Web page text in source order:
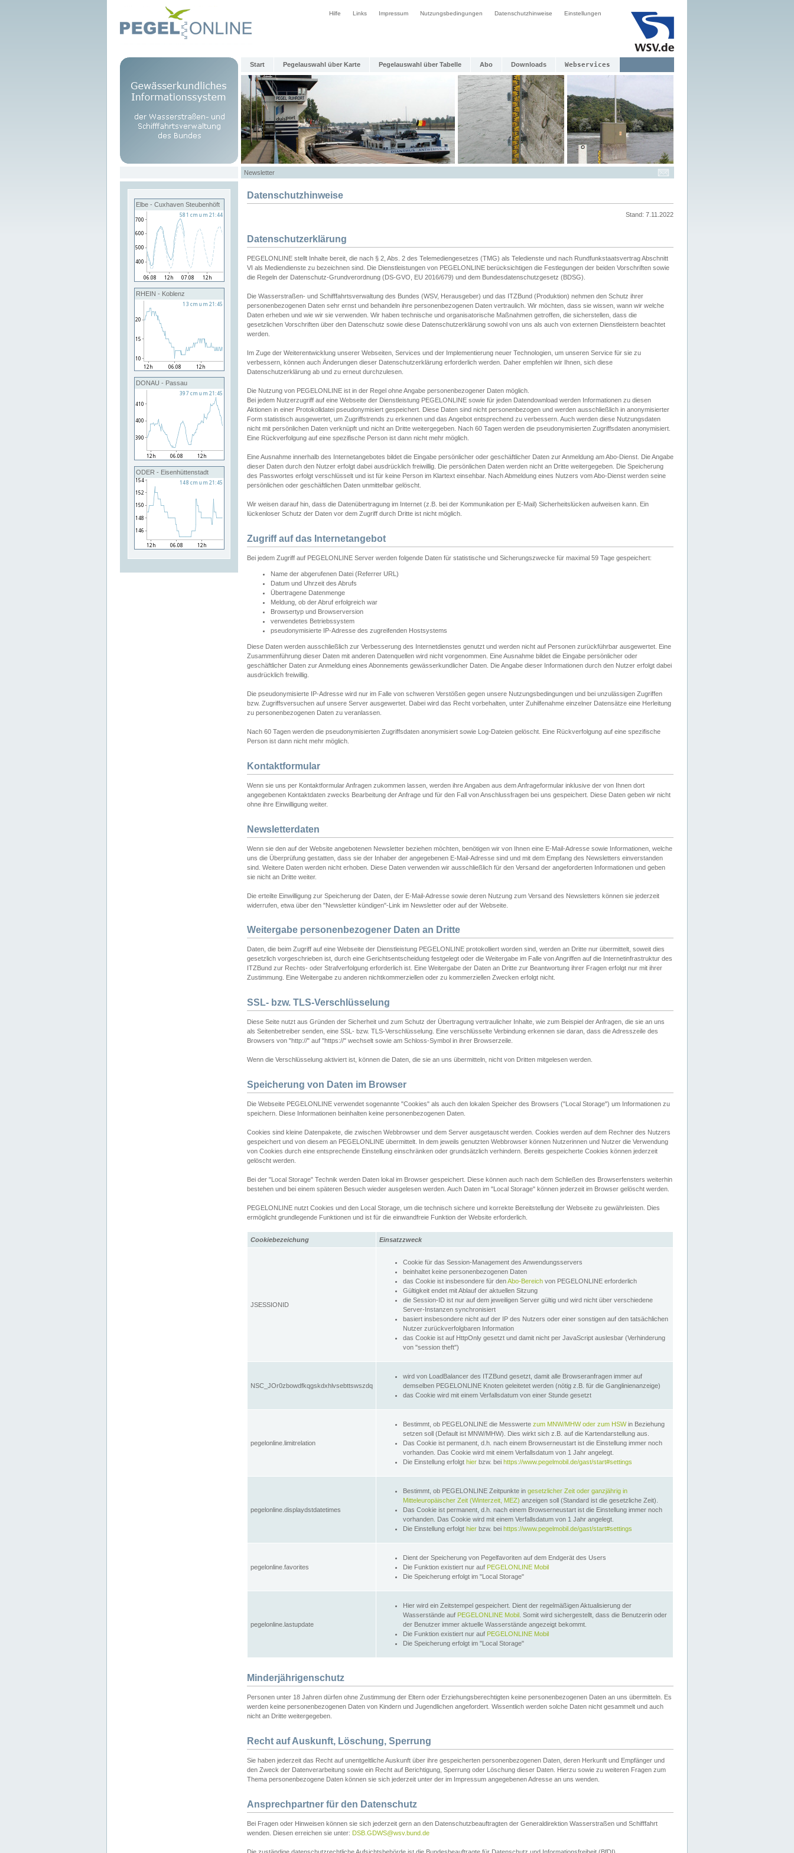
Hilfe Links Impressum Nutzungsbedingungen Datenschutzhinweise Einstellungen
Start Pegelauswahl über Karte Pegelauswahl über Tabelle Abo Downloads Webservices
Newsletter
Elbe - Cuxhaven Steubenhöft
RHEIN - Koblenz
DONAU - Passau
ODER - Eisenhüttenstadt
Datenschutzhinweise
Stand: 7.11.2022
Datenschutzerklärung
PEGELONLINE stellt Inhalte bereit, die nach § 2, Abs. 2 des Telemediengesetzes (TMG) als Teledienste und nach Rundfunkstaatsvertrag Abschnitt
VI als Mediendienste zu bezeichnen sind. Die Dienstleistungen von PEGELONLINE berücksichtigen die Festlegungen der beiden Vorschriften sowie
die Regeln der Datenschutz-Grundverordnung (DS-GVO, EU 2016/679) und dem Bundesdatenschutzgesetz (BDSG).
Die Wasserstraßen- und Schifffahrtsverwaltung des Bundes (WSV, Herausgeber) und das ITZBund (Produktion) nehmen den Schutz ihrer
personenbezogenen Daten sehr ernst und behandeln ihre personenbezogenen Daten vertraulich. Wir möchten, dass sie wissen, wann wir welche
Daten erheben und wie wir sie verwenden. Wir haben technische und organisatorische Maßnahmen getroffen, die sicherstellen, dass die
gesetzlichen Vorschriften über den Datenschutz sowie diese Datenschutzerklärung sowohl von uns als auch von externen Dienstleistern beachtet
werden.
Im Zuge der Weiterentwicklung unserer Webseiten, Services und der Implementierung neuer Technologien, um unseren Service für sie zu
verbessern, können auch Änderungen dieser Datenschutzerklärung erforderlich werden. Daher empfehlen wir Ihnen, sich diese
Datenschutzerklärung ab und zu erneut durchzulesen.
Die Nutzung von PEGELONLINE ist in der Regel ohne Angabe personenbezogener Daten möglich.
Bei jedem Nutzerzugriff auf eine Webseite der Dienstleistung PEGELONLINE sowie für jeden Datendownload werden Informationen zu diesen
Aktionen in einer Protokolldatei pseudonymisiert gespeichert. Diese Daten sind nicht personenbezogen und werden ausschließlich in anonymisierter
Form statistisch ausgewertet, um Zugriffstrends zu erkennen und das Angebot entsprechend zu verbessern. Auch werden diese Nutzungsdaten
nicht mit persönlichen Daten verknüpft und nicht an Dritte weitergegeben. Nach 60 Tagen werden die pseudonymisierten Zugriffsdaten anonymisiert.
Eine Rückverfolgung auf eine spezifische Person ist dann nicht mehr möglich.
Eine Ausnahme innerhalb des Internetangebotes bildet die Eingabe persönlicher oder geschäftlicher Daten zur Anmeldung am Abo-Dienst. Die Angabe
dieser Daten durch den Nutzer erfolgt dabei ausdrücklich freiwillig. Die persönlichen Daten werden nicht an Dritte weitergegeben. Die Speicherung
des Passwortes erfolgt verschlüsselt und ist für keine Person im Klartext einsehbar. Nach Abmeldung eines Nutzers vom Abo-Dienst werden seine
persönlichen oder geschäftlichen Daten unmittelbar gelöscht.
Wir weisen darauf hin, dass die Datenübertragung im Internet (z.B. bei der Kommunikation per E-Mail) Sicherheitslücken aufweisen kann. Ein
lückenloser Schutz der Daten vor dem Zugriff durch Dritte ist nicht möglich.
Zugriff auf das Internetangebot
Bei jedem Zugriff auf PEGELONLINE Server werden folgende Daten für statistische und Sicherungszwecke für maximal 59 Tage gespeichert:
Name der abgerufenen Datei (Referrer URL)
Datum und Uhrzeit des Abrufs
Übertragene Datenmenge
Meldung, ob der Abruf erfolgreich war
Browsertyp und Browserversion
verwendetes Betriebssystem
pseudonymisierte IP-Adresse des zugreifenden Hostsystems
Diese Daten werden ausschließlich zur Verbesserung des Internetdienstes genutzt und werden nicht auf Personen zurückführbar ausgewertet. Eine
Zusammenführung dieser Daten mit anderen Datenquellen wird nicht vorgenommen. Eine Ausnahme bildet die Eingabe persönlicher oder
geschäftlicher Daten zur Anmeldung eines Abonnements gewässerkundlicher Daten. Die Angabe dieser Informationen durch den Nutzer erfolgt dabei
ausdrücklich freiwillig.
Die pseudonymisierte IP-Adresse wird nur im Falle von schweren Verstößen gegen unsere Nutzungsbedingungen und bei unzulässigen Zugriffen
bzw. Zugriffsversuchen auf unsere Server ausgewertet. Dabei wird das Recht vorbehalten, unter Zuhilfenahme einzelner Datensätze eine Herleitung
zu personenbezogenen Daten zu veranlassen.
Nach 60 Tagen werden die pseudonymisierten Zugriffsdaten anonymisiert sowie Log-Dateien gelöscht. Eine Rückverfolgung auf eine spezifische
Person ist dann nicht mehr möglich.
Kontaktformular
Wenn sie uns per Kontaktformular Anfragen zukommen lassen, werden ihre Angaben aus dem Anfrageformular inklusive der von Ihnen dort
angegebenen Kontaktdaten zwecks Bearbeitung der Anfrage und für den Fall von Anschlussfragen bei uns gespeichert. Diese Daten geben wir nicht
ohne ihre Einwilligung weiter.
Newsletterdaten
Wenn sie den auf der Website angebotenen Newsletter beziehen möchten, benötigen wir von Ihnen eine E-Mail-Adresse sowie Informationen, welche
uns die Überprüfung gestatten, dass sie der Inhaber der angegebenen E-Mail-Adresse sind und mit dem Empfang des Newsletters einverstanden
sind. Weitere Daten werden nicht erhoben. Diese Daten verwenden wir ausschließlich für den Versand der angeforderten Informationen und geben
sie nicht an Dritte weiter.
Die erteilte Einwilligung zur Speicherung der Daten, der E-Mail-Adresse sowie deren Nutzung zum Versand des Newsletters können sie jederzeit
widerrufen, etwa über den "Newsletter kündigen"-Link im Newsletter oder auf der Webseite.
Weitergabe personenbezogener Daten an Dritte
Daten, die beim Zugriff auf eine Webseite der Dienstleistung PEGELONLINE protokolliert worden sind, werden an Dritte nur übermittelt, soweit dies
gesetzlich vorgeschrieben ist, durch eine Gerichtsentscheidung festgelegt oder die Weitergabe im Falle von Angriffen auf die Internetinfrastruktur des
ITZBund zur Rechts- oder Strafverfolgung erforderlich ist. Eine Weitergabe der Daten an Dritte zur Beantwortung ihrer Fragen erfolgt nur mit ihrer
Zustimmung. Eine Weitergabe zu anderen nichtkommerziellen oder zu kommerziellen Zwecken erfolgt nicht.
SSL- bzw. TLS-Verschlüsselung
Diese Seite nutzt aus Gründen der Sicherheit und zum Schutz der Übertragung vertraulicher Inhalte, wie zum Beispiel der Anfragen, die sie an uns
als Seitenbetreiber senden, eine SSL- bzw. TLS-Verschlüsselung. Eine verschlüsselte Verbindung erkennen sie daran, dass die Adresszeile des
Browsers von "http://" auf "https://" wechselt sowie am Schloss-Symbol in ihrer Browserzeile.
Wenn die Verschlüsselung aktiviert ist, können die Daten, die sie an uns übermitteln, nicht von Dritten mitgelesen werden.
Speicherung von Daten im Browser
Die Webseite PEGELONLINE verwendet sogenannte "Cookies" als auch den lokalen Speicher des Browsers ("Local Storage") um Informationen zu
speichern. Diese Informationen beinhalten keine personenbezogenen Daten.
Cookies sind kleine Datenpakete, die zwischen Webbrowser und dem Server ausgetauscht werden. Cookies werden auf dem Rechner des Nutzers
gespeichert und von diesem an PEGELONLINE übermittelt. In dem jeweils genutzten Webbrowser können Nutzerinnen und Nutzer die Verwendung
von Cookies durch eine entsprechende Einstellung einschränken oder grundsätzlich verhindern. Bereits gespeicherte Cookies können jederzeit
gelöscht werden.
Bei der "Local Storage" Technik werden Daten lokal im Browser gespeichert. Diese können auch nach dem Schließen des Browserfensters weiterhin
bestehen und bei einem späteren Besuch wieder ausgelesen werden. Auch Daten im "Local Storage" können jederzeit im Browser gelöscht werden.
PEGELONLINE nutzt Cookies und den Local Storage, um die technisch sichere und korrekte Bereitstellung der Webseite zu gewährleisten. Dies
ermöglicht grundlegende Funktionen und ist für die einwandfreie Funktion der Website erforderlich.
Cookiebezeichung Einsatzzweck
JSESSIONID
Cookie für das Session-Management des Anwendungsservers
beinhaltet keine personenbezogenen Daten
das Cookie ist insbesondere für denAbo-Bereich von PEGELONLINE erforderlich
Gültigkeit endet mit Ablauf der aktuellen Sitzung
die Session-ID ist nur auf dem jeweiligen Server gültig und wird nicht über verschiedene
Server-Instanzen synchronisiert
basiert insbesondere nicht auf der IP des Nutzers oder einer sonstigen auf den tatsächlichen
Nutzer zurückverfolgbaren Information
das Cookie ist auf HttpOnly gesetzt und damit nicht per JavaScript auslesbar (Verhinderung
von "session theft")
NSC_JOr0zbowdfkqgskdxhlvsebttswszdq
wird von LoadBalancer des ITZBund gesetzt, damit alle Browseranfragen immer auf
demselben PEGELONLINE Knoten geleitetet werden (nötig z.B. für die Ganglinienanzeige)
das Cookie wird mit einem Verfallsdatum von einer Stunde gesetzt
pegelonline.limitrelation
Bestimmt, ob PEGELONLINE die Messwerte zum MNW/MHW oder zum HSWin Beziehung
setzen soll (Default ist MNW/MHW). Dies wirkt sich z.B. auf die Kartendarstellung aus.
Das Cookie ist permanent, d.h. nach einem Browserneustart ist die Einstellung immer noch
vorhanden. Das Cookie wird mit einem Verfallsdatum von 1 Jahr angelegt.
Die Einstellung erfolgt hier bzw. bei https://www.pegelmobil.de/gast/start#settings
pegelonline.displaydstdatetimes
Bestimmt, ob PEGELONLINE Zeitpunkte in gesetzlicher Zeit oder ganzjährig in
Mitteleuropäischer Zeit (Winterzeit, MEZ) anzeigen soll (Standard ist die gesetzliche Zeit).
Das Cookie ist permanent, d.h. nach einem Browserneustart ist die Einstellung immer noch
vorhanden. Das Cookie wird mit einem Verfallsdatum von 1 Jahr angelegt.
Die Einstellung erfolgt hier bzw. bei https://www.pegelmobil.de/gast/start#settings
pegelonline.favorites
Dient der Speicherung von Pegelfavoriten auf dem Endgerät des Users
Die Funktion existiert nur auf PEGELONLINE Mobil
Die Speicherung erfolgt im "Local Storage"
pegelonline.lastupdate
Hier wird ein Zeitstempel gespeichert. Dient der regelmäßigen Aktualisierung der
Wasserstände auf PEGELONLINE Mobil . Somit wird sichergestellt, dass die Benutzerin oder
der Benutzer immer aktuelle Wasserstände angezeigt bekommt.
Die Funktion existiert nur auf PEGELONLINE Mobil
Die Speicherung erfolgt im "Local Storage"
Minderjährigenschutz
Personen unter 18 Jahren dürfen ohne Zustimmung der Eltern oder Erziehungsberechtigten keine personenbezogenen Daten an uns übermitteln. Es
werden keine personenbezogenen Daten von Kindern und Jugendlichen angefordert. Wissentlich werden solche Daten nicht gesammelt und auch
nicht an Dritte weitergegeben.
Recht auf Auskunft, Löschung, Sperrung
Sie haben jederzeit das Recht auf unentgeltliche Auskunft über ihre gespeicherten personenbezogenen Daten, deren Herkunft und Empfänger und
den Zweck der Datenverarbeitung sowie ein Recht auf Berichtigung, Sperrung oder Löschung dieser Daten. Hierzu sowie zu weiteren Fragen zum
Thema personenbezogene Daten können sie sich jederzeit unter der im Impressum angegebenen Adresse an uns wenden.
Ansprechpartner für den Datenschutz
Bei Fragen oder Hinweisen können sie sich jederzeit gern an den Datenschutzbeauftragten der Generaldirektion Wasserstraßen und Schifffahrt
wenden. Diesen erreichen sie unter: DSB.GDWS@wsv.bund.de